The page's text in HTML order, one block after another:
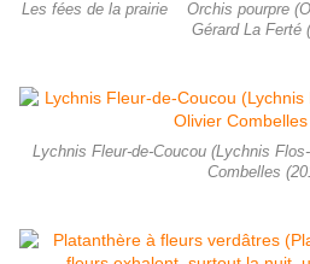
Les fées de la prairie Orchis pourpre
Gérard La Ferté
Lychnis Fleur-de-Coucou (Lychnis
Combelles